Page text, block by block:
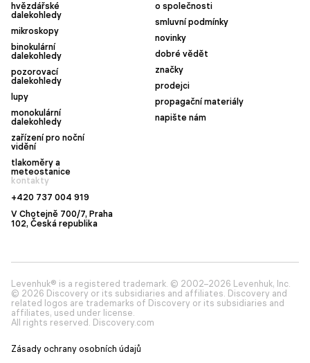
hvězdářské
dalekohledy
mikroskopy
binokulární
dalekohledy
pozorovací
dalekohledy
lupy
monokulární
dalekohledy
zařízení pro noční
vidění
tlakoměry a
meteostanice
o společnosti
smluvní podmínky
novinky
dobré vědět
značky
prodejci
propagační materiály
napište nám
kontakty
+420 737 004 919
V Chotejně 700/7, Praha
102, Česká republika
Levenhuk® is a registered trademark. © 2002–2026 Levenhuk, Inc.
© 2026 Discovery or its subsidiaries and affiliates. Discovery and
related logos are trademarks of Discovery or its subsidiaries and
affiliates, used under license.
All rights reserved. Discovery.com
Zásady ochrany osobních údajů